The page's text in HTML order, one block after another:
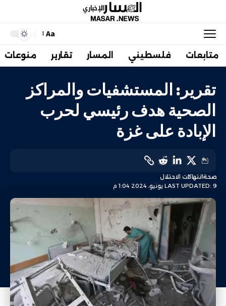
Aa
متابعات فلسطيني المسار تقارير منوعات
تقرير: المستشفيات والمراكز
الصحية هدف رئيسي لحرب
الإبادة على غزة
LAST UPDATED: 9 يونيو، 2024 1:04 م
صحةانتهاكات الاحتلال